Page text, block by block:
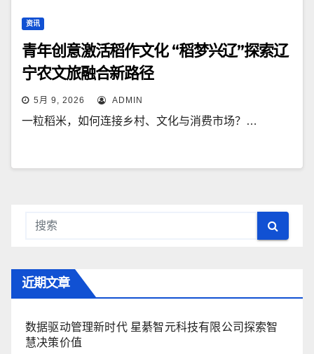
资讯
青年创意激活稻作文化 “稻梦兴辽”探索辽
宁农文旅融合新路径
5月 9, 2026 ADMIN
一粒稻米，如何连接乡村、文化与消费市场？…
近期文章
数据驱动管理新时代 星綦智元科技有限公司探索智
慧决策价值